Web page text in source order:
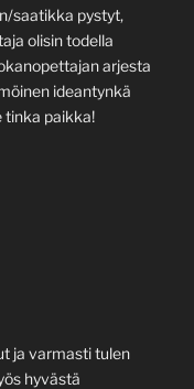
saatikka pystyt,
olisin todella
arjesta
ideantynkä
tinka paikka!
ja varmasti tulen
hyvästä